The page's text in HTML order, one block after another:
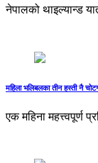
नेपालको थाइल्यान्ड
महिला भलिबलका तीन हस्ती नै
एक महिना महत्त्वपूर्ण